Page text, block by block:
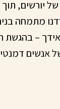
יורשים,
מתמחה
– בהגשת
אנשים